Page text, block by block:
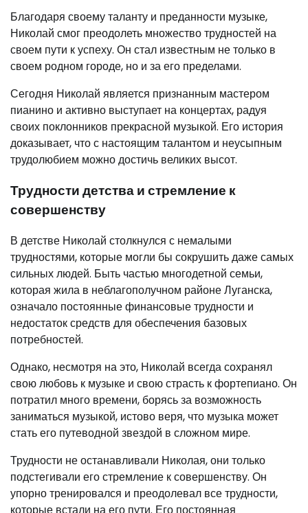
Благодаря своему таланту и преданности музыке,
Николай смог преодолеть множество трудностей на
своем пути к успеху. Он стал известным не только в
своем родном городе, но и за его пределами.
Сегодня Николай является признанным мастером
пианино и активно выступает на концертах, радуя
своих поклонников прекрасной музыкой. Его история
доказывает, что с настоящим талантом и неусыпным
трудолюбием можно достичь великих высот.
Трудности детства и стремление к
совершенству
В детстве Николай столкнулся с немалыми
трудностями, которые могли бы сокрушить даже самых
сильных людей. Быть частью многодетной семьи,
которая жила в неблагополучном районе Луганска,
означало постоянные финансовые трудности и
недостаток средств для обеспечения базовых
потребностей.
Однако, несмотря на это, Николай всегда сохранял
свою любовь к музыке и свою страсть к фортепиано. Он
потратил много времени, борясь за возможность
заниматься музыкой, истово веря, что музыка может
стать его путеводной звездой в сложном мире.
Трудности не останавливали Николая, они только
подстегивали его стремление к совершенству. Он
упорно тренировался и преодолевал все трудности,
которые встали на его пути. Его постоянная